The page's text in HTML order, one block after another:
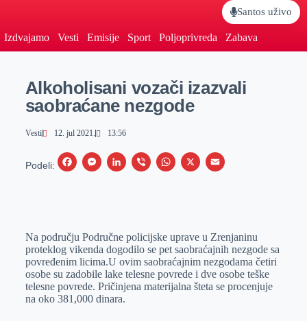
Santos uživo
Izdvajamo Vesti Emisije Sport Poljoprivreda Zabava
Alkoholisani vozači izazvali
saobraćane nezgode
Vesti 12. jul 2021. 13:56
Podeli:
F
b
o
o
k
M
e
n
g
e
L
e
d
I
V
r
W
s
A
p
X
E
l
Na području Područne policijske uprave u Zrenjaninu
proteklog vikenda dogodilo se pet saobraćajnih nezgode sa
povređenim licima.U ovim saobraćajnim nezgodama četiri
osobe su zadobile lake telesne povrede i dve osobe teške
telesne povrede. Pričinjena materijalna šteta se procenjuje
na oko 381,000 dinara.